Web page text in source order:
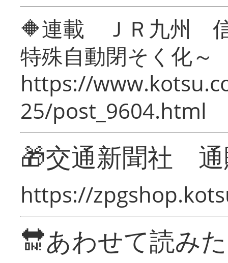
🔶連載 ＪＲ九州 信
特殊自動閉そく化～
https://
25/post_9604.html
🎁交通新聞社
https://
🔛あわせて読み